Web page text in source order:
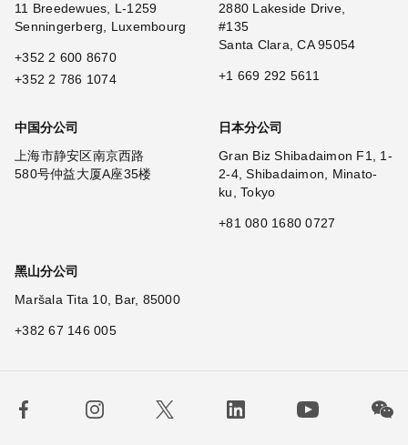
11 Breedewues, L-1259
Senningerberg, Luxembourg
+352 2 600 8670
+352 2 786 1074
2880 Lakeside Drive,
#135
Santa Clara, CA 95054
+1 669 292 5611
中国分公司
上海市静安区南京西路
580号仲益大厦A座35楼
日本分公司
Gran Biz Shibadaimon F1, 1-
2-4, Shibadaimon, Minato-
ku, Tokyo
+81 080 1680 0727
黑山分公司
Maršala Tita 10, Bar, 85000
+382 67 146 005